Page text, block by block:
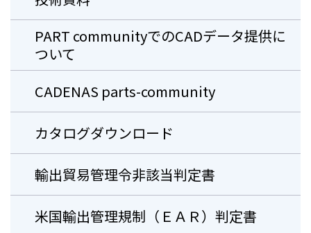
PART communityでのCADデータ提供に
ついて
CADENAS parts-community
カタログダウンロード
輸出貿易管理令非該当判定書
米国輸出管理規制（ＥＡＲ）判定書